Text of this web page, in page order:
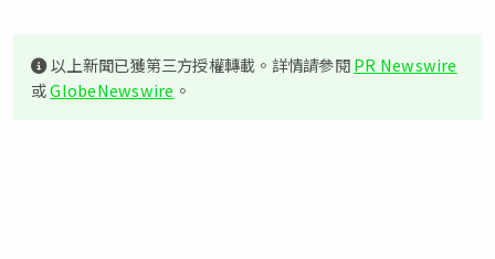
以上新聞已獲第三方授權轉載。詳情請參閱PR Newswire
或GlobeNewswire 。